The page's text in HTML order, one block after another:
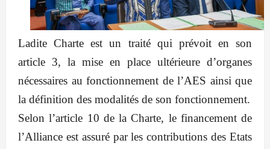
Ladite Charte est un traité qui prévoit en son
article 3, la mise en place ultérieure d’organes
nécessaires au fonctionnement de l’AES ainsi que
la définition des modalités de son fonctionnement.
Selon l’article 10 de la Charte, le financement de
l’Alliance est assuré par les contributions des Etats